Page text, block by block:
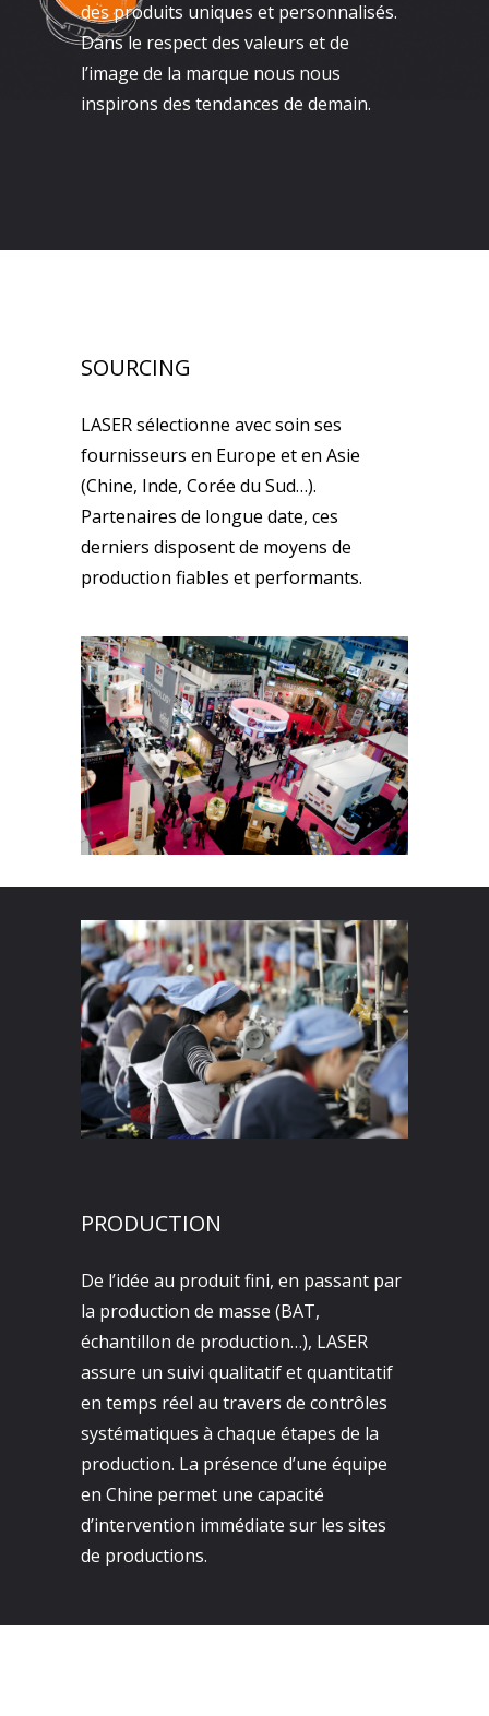
des produits uniques et personnalisés.
Dans le respect des valeurs et de
l’image de la marque nous nous
inspirons des tendances de demain.
SOURCING
LASER sélectionne avec soin ses
fournisseurs en Europe et en Asie
(Chine, Inde, Corée du Sud…).
Partenaires de longue date, ces
derniers disposent de moyens de
production fiables et performants.
PRODUCTION
De l’idée au produit fini, en passant par
la production de masse (BAT,
échantillon de production…), LASER
assure un suivi qualitatif et quantitatif
en temps réel au travers de contrôles
systématiques à chaque étapes de la
production. La présence d’une équipe
en Chine permet une capacité
d’intervention immédiate sur les sites
de productions.